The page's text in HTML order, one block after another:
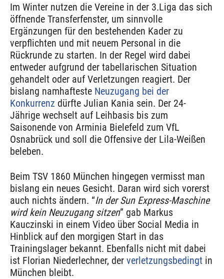
Im Winter nutzen die Vereine in der 3.Liga das sich
öffnende Transferfenster, um sinnvolle
Ergänzungen für den bestehenden Kader zu
verpflichten und mit neuem Personal in die
Rückrunde zu starten. In der Regel wird dabei
entweder aufgrund der tabellarischen Situation
gehandelt oder auf Verletzungen reagiert. Der
bislang namhafteste Neuzugang bei der
Konkurrenz dürfte Julian Kania sein. Der 24-
Jährige wechselt auf Leihbasis bis zum
Saisonende von Arminia Bielefeld zum VfL
Osnabrück und soll die Offensive der Lila-Weißen
beleben.
Beim TSV 1860 München hingegen vermisst man
bislang ein neues Gesicht. Daran wird sich vorerst
auch nichts ändern. “In der Sun Express-Maschine
wird kein Neuzugang sitzen” gab Markus
Kauczinski in einem Video über Social Media in
Hinblick auf den morgigen Start in das
Trainingslager bekannt. Ebenfalls nicht mit dabei
ist Florian Niederlechner, der verletzungsbedingt in
München bleibt.